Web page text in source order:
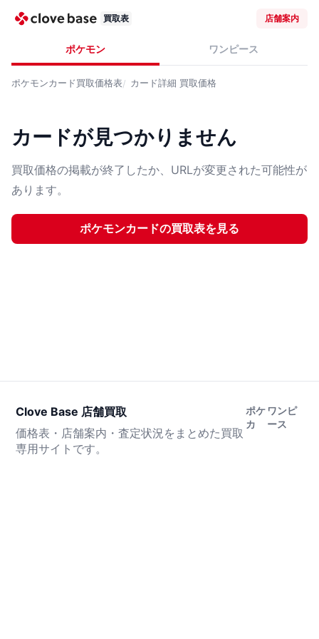
買取表 店舗案内
ポケモン ワンピース
ポケモンカード買取価格表 カード詳細 買取価格
カードが見つかりません
買取価格の掲載が終了したか、URLが変更された可能性が
あります。
ポケモンカードの買取表を見る
Clove Base 店舗買取
価格表・店舗案内・査定状況をまとめた買取
専用サイトです。
ポケ
カ
ワンピ
ース